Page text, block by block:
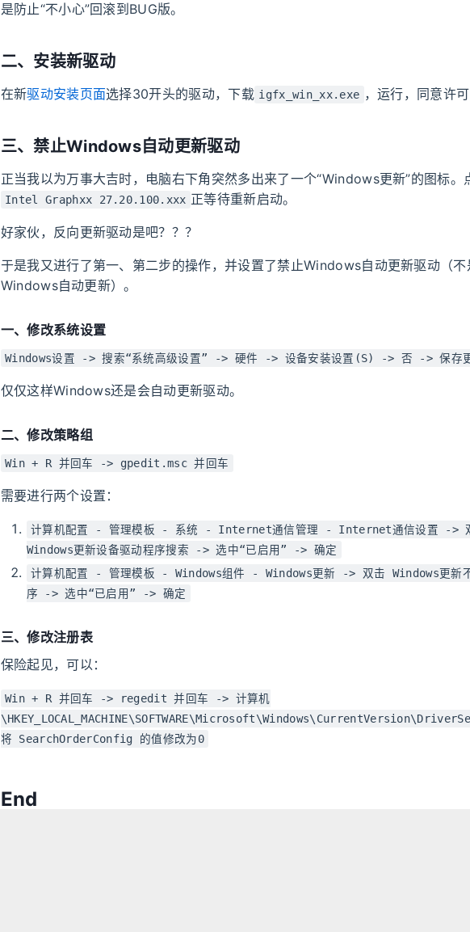
是防止“不小心”回滚到BUG版。
二、安装新驱动
在新驱动安装页面选择30开头的驱动，下载 igfx_win_xx.exe ，运行，同意许可
三、禁止Windows自动更新驱动
正当我以为万事大吉时，电脑右下角突然多出来了一个“Windows更新”的图标。
Intel Graphxx 27.20.100.xxx 正等待重新启动。
好家伙，反向更新驱动是吧？？？
于是我又进行了第一、第二步的操作，并设置了禁止Windows自动更新驱动（不
Windows自动更新）。
一、修改系统设置
Windows设置 -> 搜索“系统高级设置” -> 硬件 -> 设备安装设置(S) -> 否 -> 保存
仅仅这样Windows还是会自动更新驱动。
二、修改策略组
Win + R 并回车 -> gpedit.msc 并回车
需要进行两个设置：
计算机配置 - 管理模板 - 系统 - Internet通信管理 - Internet通信设置 ->
Windows更新设备驱动程序搜索 -> 选中“已启用” -> 确定
计算机配置 - 管理模板 - Windows组件 - Windows更新 -> 双击 Windows更新
序 -> 选中“已启用” -> 确定
三、修改注册表
保险起见，可以：
Win + R 并回车 -> regedit 并回车 -> 计算机
将 SearchOrderConfig 的值修改为0
End